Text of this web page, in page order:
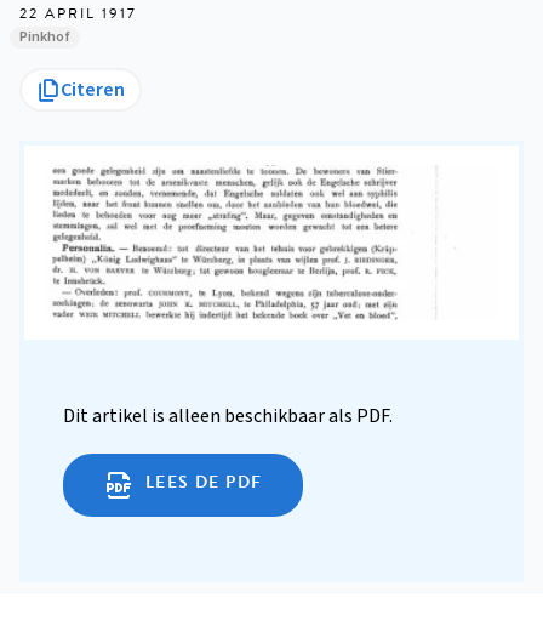
22 APRIL 1917
Pinkhof
Citeren
Dit artikel is alleen beschikbaar als PDF.
LEES DE PDF